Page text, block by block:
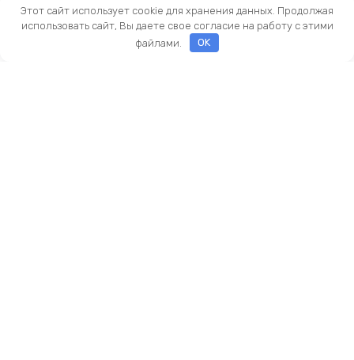
Этот сайт использует cookie для хранения данных. Продолжая
использовать сайт, Вы даете свое согласие на работу с этими
файлами.
OK